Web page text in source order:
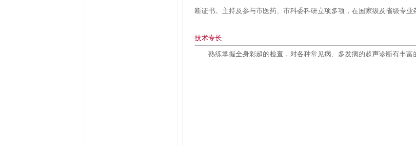
断证书。主持及参与市医药、市科委科研立项多项，在国家级及省级专业
技术专长
熟练掌握全身彩超的检查，对各种常见病、多发病的超声诊断有丰富